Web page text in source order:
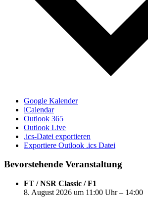
Google Kalender
iCalendar
Outlook 365
Outlook Live
.ics-Datei exportieren
Exportiere Outlook .ics Datei
Bevorstehende Veranstaltung
FT / NSR Classic / F1
8. August 2026 um 11:00 Uhr – 14:00